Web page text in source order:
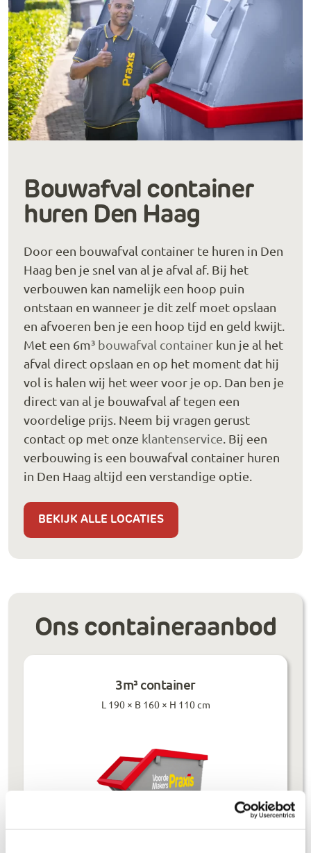
Bouwafval container
huren Den Haag
Door een bouwafval container te huren in Den
Haag ben je snel van al je afval af. Bij het
verbouwen kan namelijk een hoop puin
ontstaan en wanneer je dit zelf moet opslaan
en afvoeren ben je een hoop tijd en geld kwijt.
Met een 6m³ bouwafval container kun je al het
afval direct opslaan en op het moment dat hij
vol is halen wij het weer voor je op. Dan ben je
direct van al je bouwafval af tegen een
voordelige prijs. Neem bij vragen gerust
contact op met onze klantenservice . Bij een
verbouwing is een bouwafval container huren
in Den Haag altijd een verstandige optie.
BEKIJK ALLE LOCATIES
Ons containeraanbod
3m³ container
L 190 × B 160 × H 110 cm